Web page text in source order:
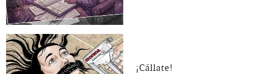
¡Cállate!